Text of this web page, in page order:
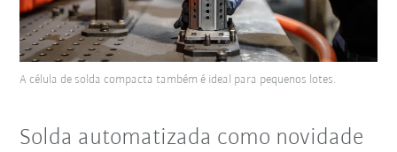
A célula de solda compacta também é ideal para pequenos lotes.
Solda automatizada como novidade